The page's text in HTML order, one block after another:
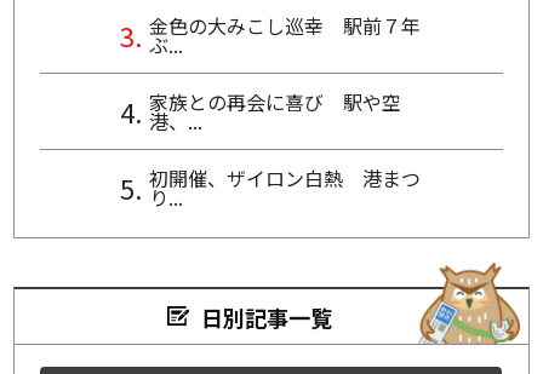
金色の大みこし巡幸 駅前７年
ぶ...
家族との再会に喜び 駅や空
港、...
初開催、ザイロン白熱 港まつ
り...
日別記事一覧